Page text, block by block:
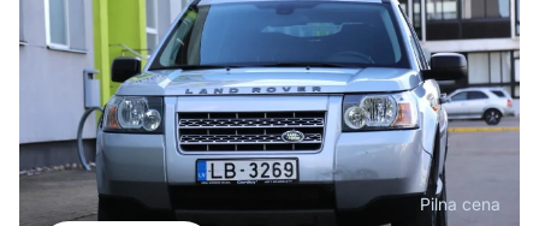
Pilna cena